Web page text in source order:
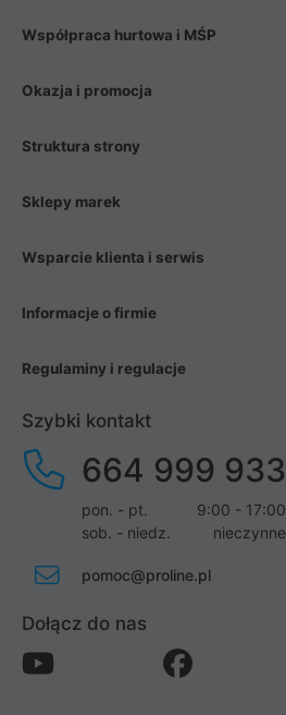
Współpraca hurtowa i MŚP
Okazja i promocja
Struktura strony
Sklepy marek
Wsparcie klienta i serwis
Informacje o firmie
Regulaminy i regulacje
Szybki kontakt
664 999 933
pon. - pt.
9:00 - 17:00
sob. - niedz.
nieczynne
pomoc@proline.pl
Dołącz do nas